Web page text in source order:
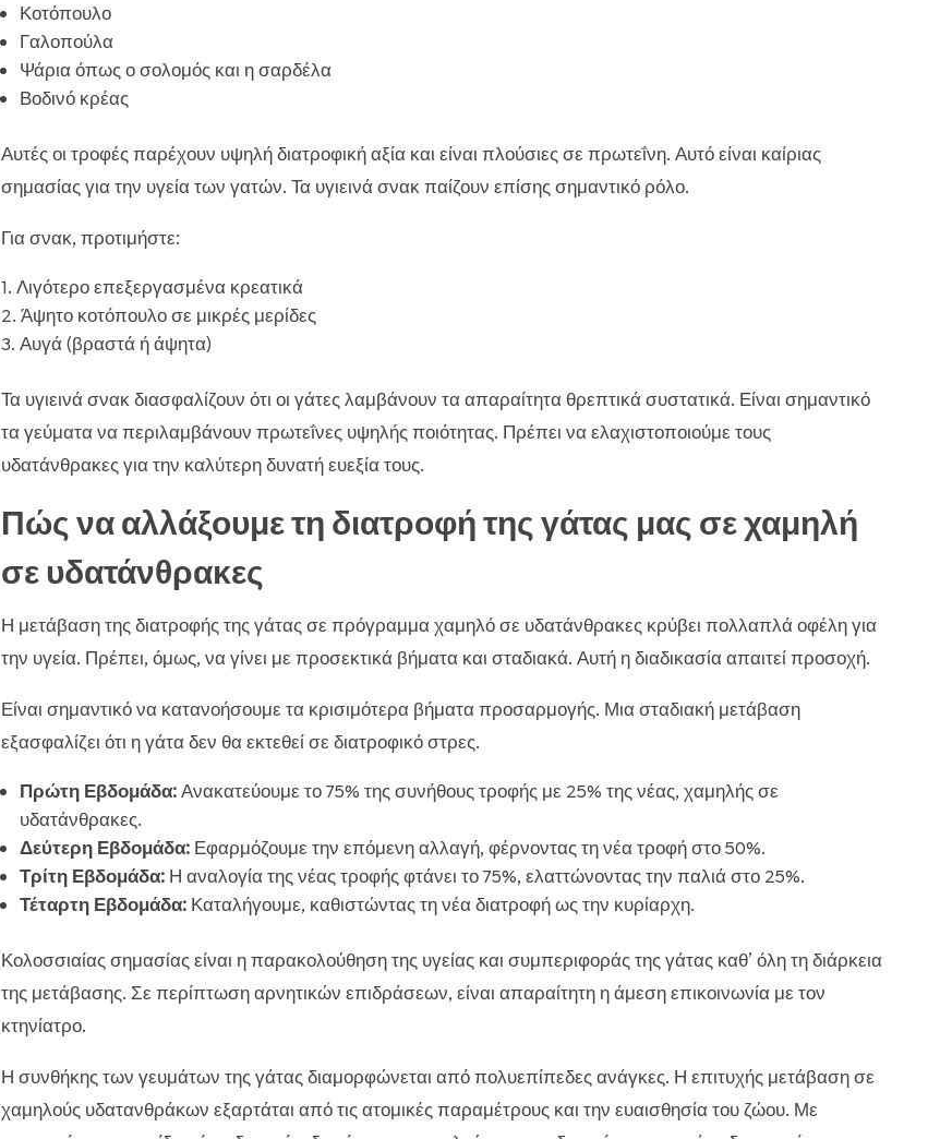
Κοτόπουλο
Γαλοπούλα
Ψάρια όπως ο σολομός και η σαρδέλα
Βοδινό κρέας
Αυτές οι τροφές παρέχουν υψηλή διατροφική αξία και είναι πλούσιες σε πρωτεΐνη. Αυτό είναι καίριας
σημασίας για την υγεία των γατών. Τα υγιεινά σνακ παίζουν επίσης σημαντικό ρόλο.
Για σνακ, προτιμήστε:
Λιγότερο επεξεργασμένα κρεατικά
Άψητο κοτόπουλο σε μικρές μερίδες
Αυγά (βραστά ή άψητα)
Τα υγιεινά σνακ διασφαλίζουν ότι οι γάτες λαμβάνουν τα απαραίτητα θρεπτικά συστατικά. Είναι σημαντικό
τα γεύματα να περιλαμβάνουν πρωτεΐνες υψηλής ποιότητας. Πρέπει να ελαχιστοποιούμε τους
υδατάνθρακες για την καλύτερη δυνατή ευεξία τους.
Πώς να αλλάξουμε τη διατροφή της γάτας μας σε χαμηλή
σε υδατάνθρακες
Η μετάβαση της διατροφής της γάτας σε πρόγραμμα χαμηλό σε υδατάνθρακες κρύβει πολλαπλά οφέλη για
την υγεία. Πρέπει, όμως, να γίνει με προσεκτικά βήματα και σταδιακά. Αυτή η διαδικασία απαιτεί προσοχή.
Είναι σημαντικό να κατανοήσουμε τα κρισιμότερα βήματα προσαρμογής. Μια σταδιακή μετάβαση
εξασφαλίζει ότι η γάτα δεν θα εκτεθεί σε διατροφικό στρες.
Πρώτη Εβδομάδα:Ανακατεύουμε το 75% της συνήθους τροφής με 25% της νέας, χαμηλής σε
υδατάνθρακες.
Δεύτερη Εβδομάδα:Εφαρμόζουμε την επόμενη αλλαγή, φέρνοντας τη νέα τροφή στο 50%.
Τρίτη Εβδομάδα:Η αναλογία της νέας τροφής φτάνει το 75%, ελαττώνοντας την παλιά στο 25%.
Τέταρτη Εβδομάδα:Καταλήγουμε, καθιστώντας τη νέα διατροφή ως την κυρίαρχη.
Κολοσσιαίας σημασίας είναι η παρακολούθηση της υγείας και συμπεριφοράς της γάτας καθ’ όλη τη διάρκεια
της μετάβασης. Σε περίπτωση αρνητικών επιδράσεων, είναι απαραίτητη η άμεση επικοινωνία με τον
κτηνίατρο.
Η συνθήκης των γευμάτων της γάτας διαμορφώνεται από πολυεπίπεδες ανάγκες. Η επιτυχής μετάβαση σε
χαμηλούς υδατανθράκων εξαρτάται από τις ατομικές παραμέτρους και την ευαισθησία του ζώου. Με